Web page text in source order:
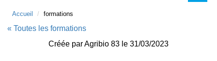
Accueil formations
« Toutes les formations
Créée par Agribio 83 le 31/03/2023